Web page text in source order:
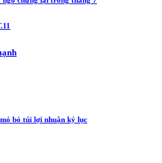
bỏ túi lợi nhuận kỷ lục